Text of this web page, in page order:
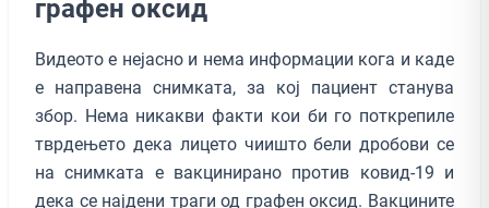
графен оксид
Видеото е нејасно и нема информации кога и каде
е направена снимката, за кој пациент станува
збор. Нема никакви факти кои би го поткрепиле
тврдењето дека лицето чиишто бели дробови се
на снимката е вакцинирано против ковид-19 и
дека се најдени траги од графен оксид. Вакцините